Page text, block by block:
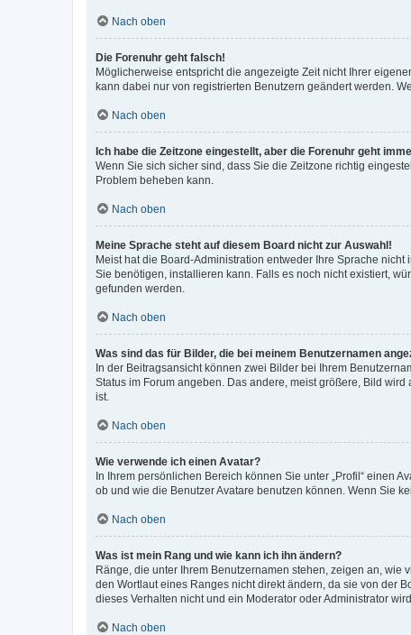
Nach oben
Die Forenuhr geht falsch!
Möglicherweise entspricht die angezeigte Zeit nicht Ihrer
kann dabei nur von registrierten Benutzern geändert werden.
Nach oben
Ich habe die Zeitzone eingestellt, aber die Forenuhr geht
Wenn Sie sich sicher sind, dass Sie die Zeitzone richtig
Problem beheben kann.
Nach oben
Meine Sprache steht auf diesem Board nicht zur Auswahl!
Meist hat die Board-Administration entweder Ihre Sprache
Sie benötigen, installieren kann. Falls es noch nicht existiert,
gefunden werden.
Nach oben
Was sind das für Bilder, die bei meinem Benutzernamen
In der Beitragsansicht können zwei Bilder bei Ihrem
Status im Forum angeben. Das andere, meist größere, Bild
ist.
Nach oben
Wie verwende ich einen Avatar?
In Ihrem persönlichen Bereich können Sie unter „Profil“ einen
ob und wie die Benutzer Avatare benutzen können. Wenn Sie
Nach oben
Was ist mein Rang und wie kann ich ihn ändern?
Ränge, die unter Ihrem Benutzernamen stehen, zeigen an,
den Wortlaut eines Ranges nicht direkt ändern, da sie von der
dieses Verhalten nicht und ein Moderator oder Administrator
Nach oben